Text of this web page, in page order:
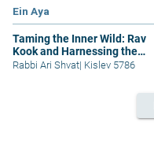
Ein Aya
Taming the Inner Wild: Rav
Kook and Harnessing the
Power of Imagination
Rabbi Ari Shvat| Kislev 5786